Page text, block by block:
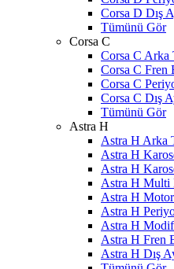
Corsa D Dış
Tümünü Gör
Corsa C
Corsa C Arka
Corsa C Fren
Corsa C
Corsa C Dış
Tümünü Gör
Astra H
Astra H Arka
Astra H
Astra H
Astra H Multi
Astra H
Astra H
Astra H
Astra H Fren
Astra H Dış